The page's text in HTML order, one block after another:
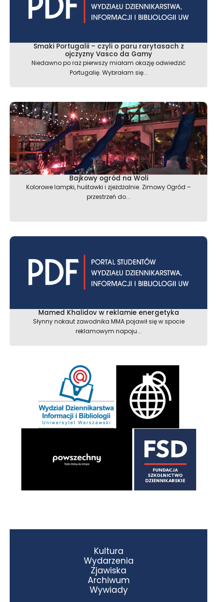
Smaki Portugalii – czyli o paru rarytasach z
ojczyzny Vasco da Gamy
Niedawno po raz pierwszy miałam okazję odwiedzić
Portugalię. Wybrałam się...
Bajkowy ogród na Woli
Kolorowe lampki, huśtawki i zjeżdżalnie. Zimowy Ogród –
przestrzeń do...
Mamed Khalidov w reklamie energetyka
Słynny nokaut zawodnika MMA pojawił się w spocie
reklamowym napoju...
Kultura
Wydarzenia
Zjawiska
Archiwum
Wywiady